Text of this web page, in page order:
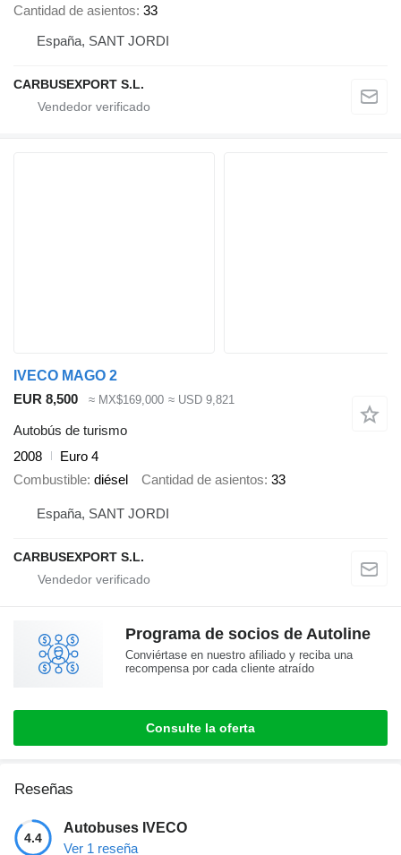
Cantidad de asientos 33
España, SANT JORDI
CARBUSEXPORT S.L.
IVECO MAGO 2
EUR 8,500
≈ MX$169,000 ≈ USD 9,821
Autobús de turismo
2008
Euro 4
Combustible diésel Cantidad de asientos 33
España, SANT JORDI
CARBUSEXPORT S.L.
Programa de socios de Autoline
Conviértase en nuestro afiliado y reciba una
recompensa por cada cliente atraído
Consulte la oferta
Reseñas
4.4
Autobuses IVECO
Ver 1 reseña